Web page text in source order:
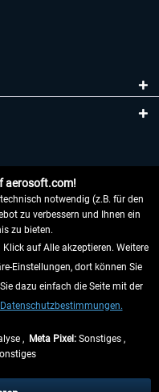
aerosoft.com!
notwendig (z.B. für den
zu verbessern und Ihnen ein
zu bieten.
auf Alle akzeptieren. Weitere
Einstellungen, dort können Sie
dazu einfach die Seite mit der
, Meta Pixel:Sonstiges ,